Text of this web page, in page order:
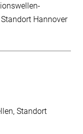
Standort Hannover
Standort